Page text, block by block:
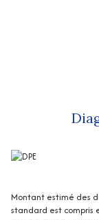
A l'étage :
lingerie (6 m2 env),
aménageable (50
Dépendance en
Assainissement :
“Les informations sur
disponibles sur le site
Montant estimé des
standard est compris